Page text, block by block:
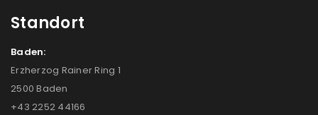
Standort
Baden:
Erzherzog Rainer Ring 1
2500 Baden
+43 2252 44166